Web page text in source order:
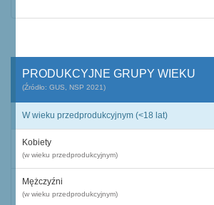
PRODUKCYJNE GRUPY WIEKU
(Źródło: GUS, NSP 2021)
W wieku przedprodukcyjnym (<18 lat)
Kobiety
(w wieku przedprodukcyjnym)
Mężczyźni
(w wieku przedprodukcyjnym)